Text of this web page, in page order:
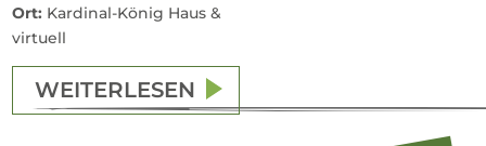
Ort: Kardinal-König Haus &
virtuell
WEITERLESEN